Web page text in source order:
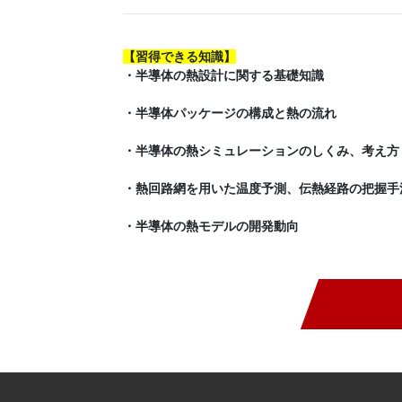
【習得できる知識】
・半導体の熱設計に関する基礎知識
・半導体パッケージの構成と熱の流れ
・半導体の熱シミュレーションのしくみ、考え方
・熱回路網を用いた温度予測、伝熱経路の把握手
・半導体の熱モデルの開発動向